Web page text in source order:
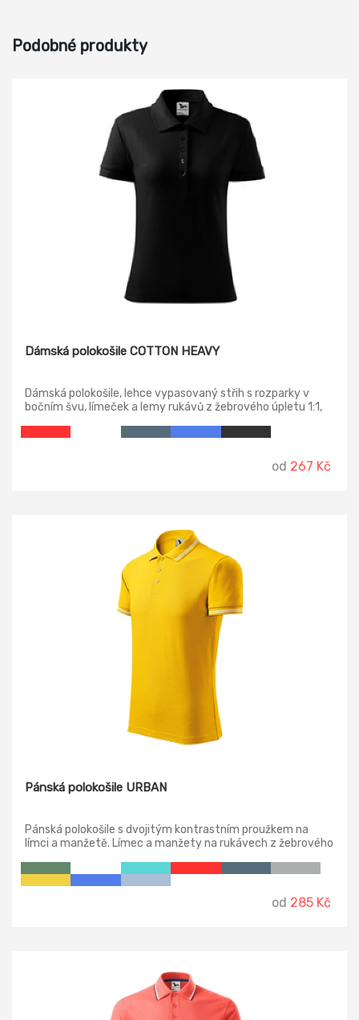
Podobné produkty
Dámská polokošile COTTON HEAVY
Dámská polokošile, lehce vypasovaný střih s rozparky v
bočním švu, límeček a lemy rukávů z žebrového úpletu 1:1,
od 267 Kč
Pánská polokošile URBAN
Pánská polokošile s dvojitým kontrastním proužkem na
límci a manžetě. Límec a manžety na rukávech z žebrového
páskou z vrchového materiálu.
od 285 Kč